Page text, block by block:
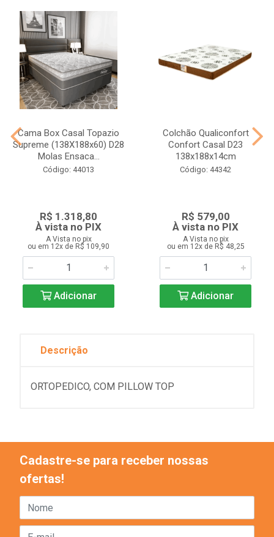
Cama Box Casal Topazio
Supreme (138X188x60) D28
Molas Ensaca...
Código: 44013
R$ 1.318,80
À vista no PIX
A Vista no pix
ou em 12x de R$ 109,90
Adicionar
Colchão Qualiconfort
Confort Casal D23
138x188x14cm
Código: 44342
R$ 579,00
À vista no PIX
A Vista no pix
ou em 12x de R$ 48,25
Adicionar
Descrição
ORTOPEDICO, COM PILLOW TOP
Cadastre-se para receber nossas
ofertas!